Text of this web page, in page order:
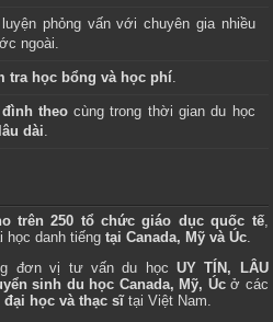
phỏng vấn với chuyên gia nhiều
ngoài.
tra học bổng và học phí.
theocùng trong thời gian du học
dài.
trên 250 tổ chức giáo dục quốc tế,
học danh tiếng tại Canada, Mỹ và Úc.
đơn vị tư vấn du học UY TÍN, LÂU
sinh du học Canada, Mỹ, Úcở các
học và thạc sĩtại Việt Nam.